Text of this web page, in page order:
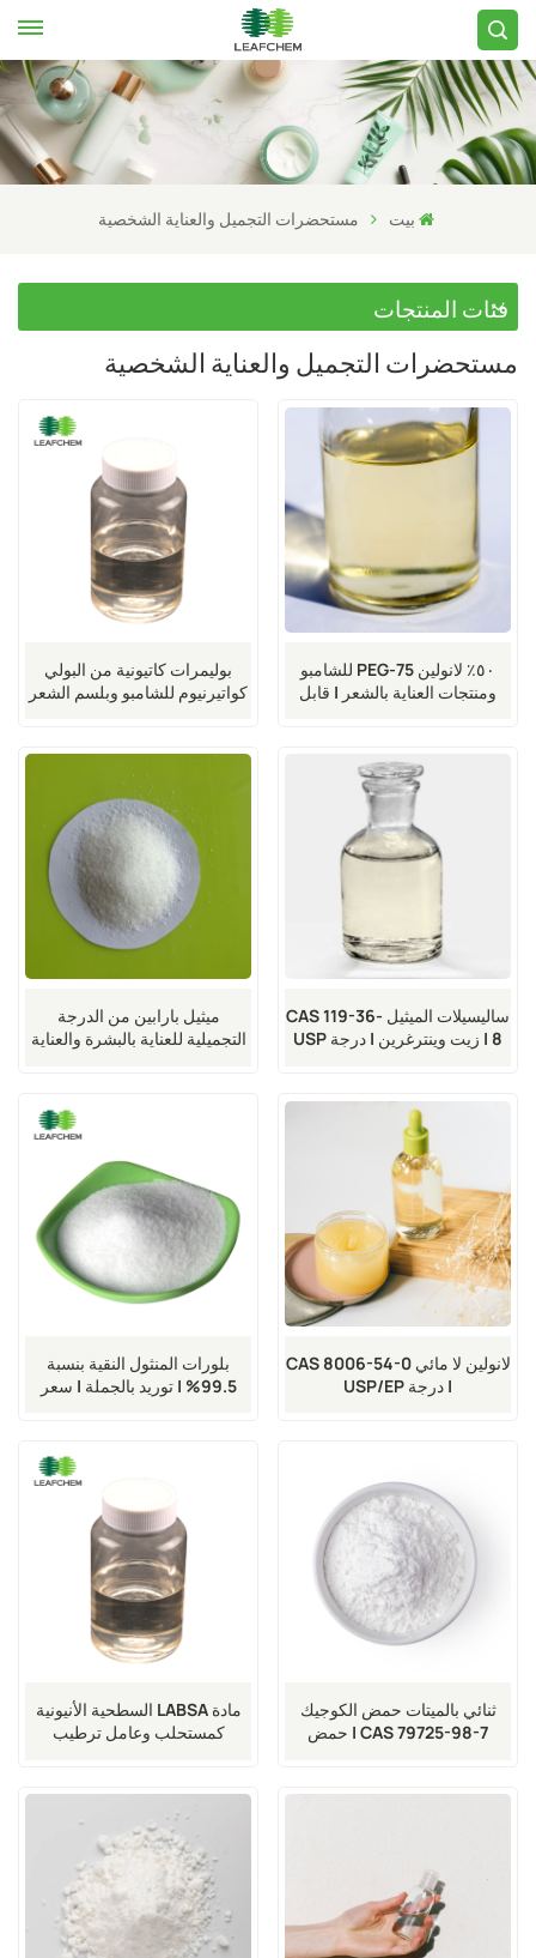
بيت مستحضرات التجميل والعناية الشخصية
فئات المنتجات
مستحضرات التجميل والعناية الشخصية
بوليمرات كاتيونية من البولي
كواتيرنيوم للشامبو وبلسم الشعر
٥٠٪ لانولين PEG-75 للشامبو
ومنتجات العناية بالشعر | قابل
ميثيل بارابين من الدرجة
التجميلية للعناية بالبشرة والعناية
ساليسيلات الميثيل CAS 119-36-
8 | زيت وينترغرين | درجة USP
بلورات المنثول النقية بنسبة
99.5% | توريد بالجملة | سعر
لانولين لا مائي CAS 8006-54-0
| درجة USP/EP
مادة LABSA السطحية الأنيونية
كمستحلب وعامل ترطيب
ثنائي بالميتات حمض الكوجيك
CAS 79725-98-7 | حمض